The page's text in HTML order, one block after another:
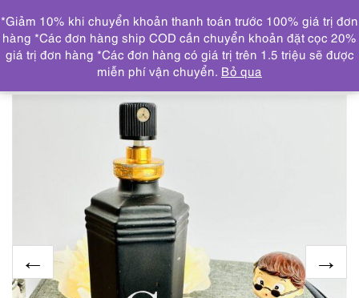
DANH MỤC
Trang chủ NƯỚC HOA
6469-CALVIN KLEIN C-Elite
EDT spray perfume 100ml-Nước hoa nữ/nam-Đã sử dụng
*Giảm 10% khi chuyển khoản thanh toán trước 100% giá trị đơn
hàng *Các đơn hàng ship COD cần chuyển khoản đặt cọc 20%
giá trị đơn hàng *Các đơn hàng có giá trị trên 1.5 triệu sẽ được
miễn phí vận chuyển. Bỏ qua